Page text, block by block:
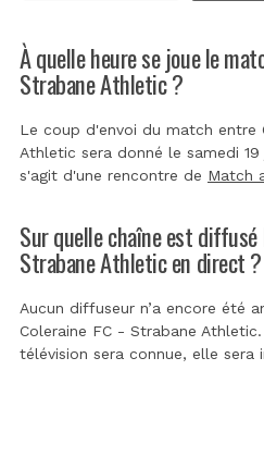
À quelle heure se joue le
Strabane Athletic ?
Le coup d'envoi du match entre
Athletic sera donné le samedi
s'agit d'une rencontre de Match
Sur quelle chaîne est diffusé
Strabane Athletic en direct ?
Aucun diffuseur n’a encore été
Coleraine FC - Strabane Athletic.
télévision sera connue, elle sera